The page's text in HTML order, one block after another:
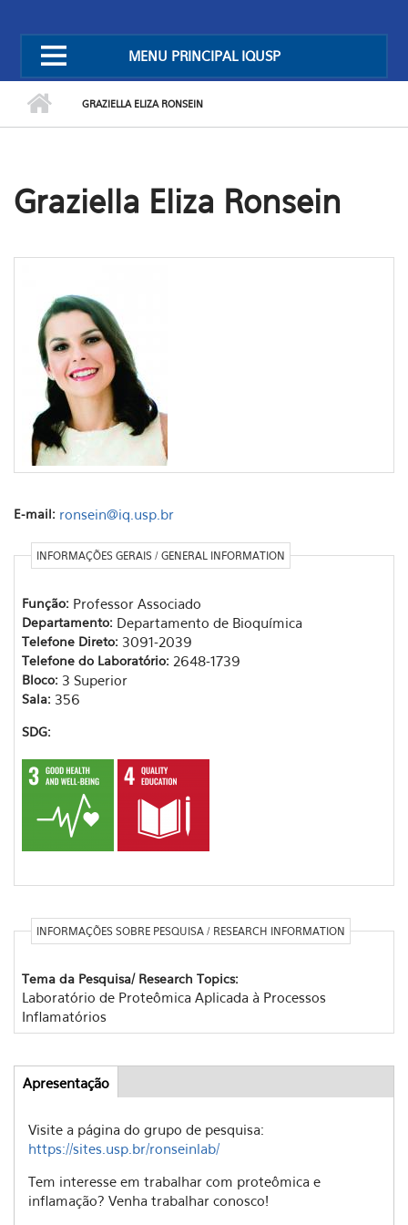
MENU PRINCIPAL IQUSP
GRAZIELLA ELIZA RONSEIN
Graziella Eliza Ronsein
E-mail: ronsein@iq.usp.br
INFORMAÇÕES GERAIS / GENERAL INFORMATION
Função: Professor Associado
Departamento: Departamento de Bioquímica
Telefone Direto: 3091-2039
Telefone do Laboratório: 2648-1739
Bloco: 3 Superior
Sala: 356
SDG:
INFORMAÇÕES SOBRE PESQUISA / RESEARCH INFORMATION
Tema da Pesquisa/ Research Topics:
Laboratório de Proteômica Aplicada à Processos
Inflamatórios
Abas
Apresentação
ativa)
Visite a página do grupo de pesquisa:
https://sites.usp.br/ronseinlab/
Tem interesse em trabalhar com proteômica e
inflamação? Venha trabalhar conosco!